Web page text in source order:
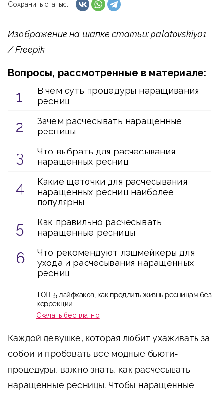
Сохранить статью:
Изображение на шапке статьи: palatovskiy01
/ Freepik
Вопросы, рассмотренные в материале:
В чем суть процедуры наращивания
ресниц
Зачем расчесывать наращенные
ресницы
Что выбрать для расчесывания
наращенных ресниц
Какие щеточки для расчесывания
наращенных ресниц наиболее
популярны
Как правильно расчесывать
наращенные ресницы
Что рекомендуют лэшмейкеры для
ухода и расчесывания наращенных
ресниц
ТОП-5 лайфхаков, как продлить жизнь ресницам без
коррекции
Скачать бесплатно
Каждой девушке, которая любит ухаживать за
собой и пробовать все модные бьюти-
процедуры, важно знать, как расчесывать
наращенные ресницы. Чтобы наращенные